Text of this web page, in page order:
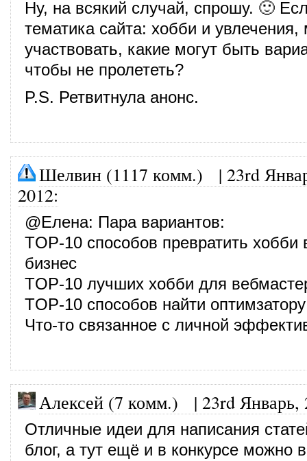
Ну, на всякий случай, спрошу. 🙂
тематика сайта: хобби и
участвовать, какие могут быть
чтобы не пролететь?
P.S. Ретвитнула анонс.
Шелвин (1117 комм.) | 23rd
2012:
@Елена: Пара вариантов:
TOP-10 способов превратить хобби
бизнес
TOP-10 лучших хобби для
TOP-10 способов найти
Что-то связанное с личной
Алексей (7 комм.) | 23rd Январь,
Отличные идеи для написания
блог, а тут ещё и в конкурсе можно